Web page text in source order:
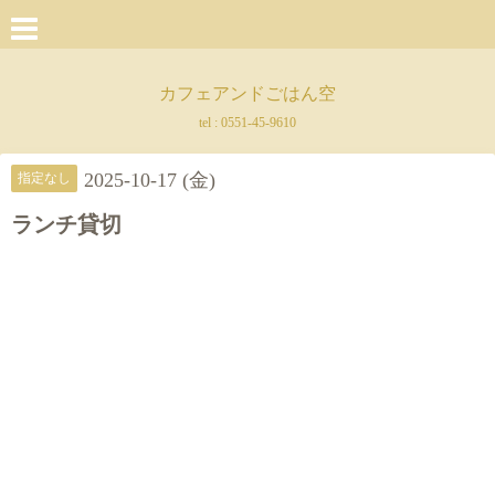
カフェアンドごはん空
tel : 0551-45-9610
指定なし 2025-10-17 (金)
ランチ貸切